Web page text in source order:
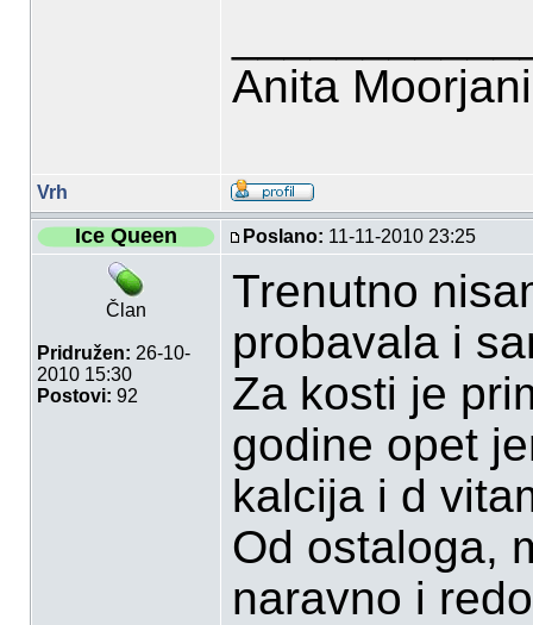
Anita
Vrh
Ice Queen Poslano: 11-11-2010 23:25
Član
Pridružen: 26-10-
2010 15:30
Postovi: 92
Trenutno
probavala i
Za kosti je
godine opet
kalcija i d
Od ostaloga,
naravno i